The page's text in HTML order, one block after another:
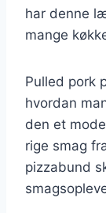
har denne
mange
Pulled pork
hvordan
den et
rige smag
pizzabund